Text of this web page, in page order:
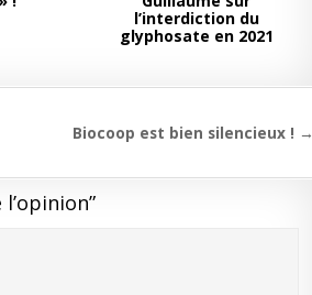
l’interdiction du
glyphosate en 2021
Biocoop est bien silencieux ! →
”